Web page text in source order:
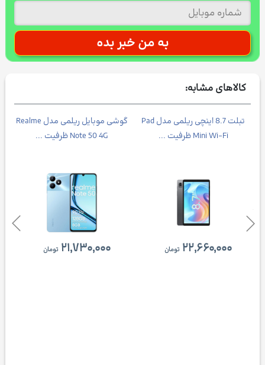
کالاهای مشابه:
گوشی موبایل ریلمی مدل Realme
Note 50 4G ظرفیت ...
۲۱,۷۳۰,۰۰۰ تومان
تبلت 8.7 اینچی ریلمی مدل Pad
Mini Wi-Fi ظرفیت ...
۲۲,۶۶۰,۰۰۰ تومان